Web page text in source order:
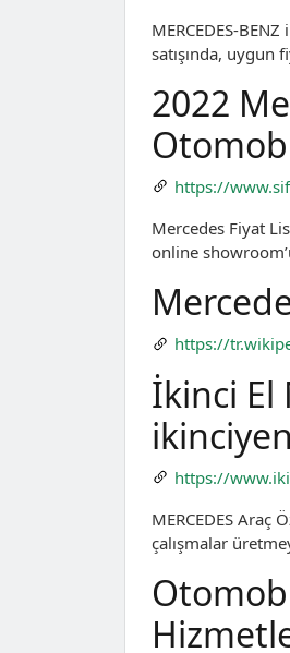
MERCEDES-
satışında, uygun
2022
https://
Mercedes Fiyat
online
https://
İkinci El
https://
MERCEDES
çalışmalar